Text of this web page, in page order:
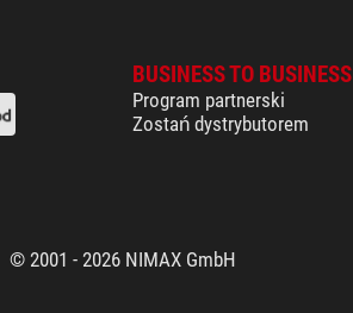
BUSINESS TO BUSINESS
Program partnerski
Zostań dystrybutorem
© 2001 - 2026 NIMAX GmbH